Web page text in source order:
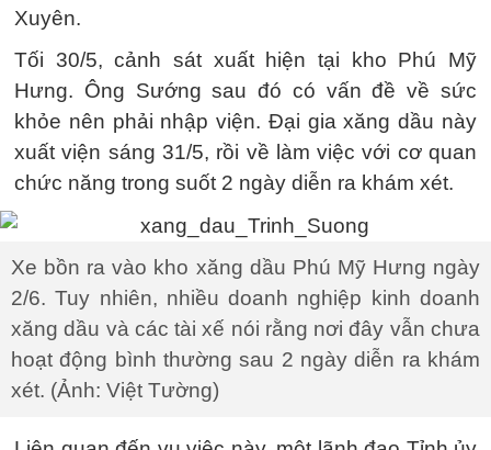
Xuyên.
Tối 30/5, cảnh sát xuất hiện tại kho Phú Mỹ
Hưng. Ông Sướng sau đó có vấn đề về sức
khỏe nên phải nhập viện. Đại gia xăng dầu này
xuất viện sáng 31/5, rồi về làm việc với cơ quan
chức năng trong suốt 2 ngày diễn ra khám xét.
Xe bồn ra vào kho xăng dầu Phú Mỹ Hưng ngày
2/6. Tuy nhiên, nhiều doanh nghiệp kinh doanh
xăng dầu và các tài xế nói rằng nơi đây vẫn chưa
hoạt động bình thường sau 2 ngày diễn ra khám
xét. (Ảnh: Việt Tường)